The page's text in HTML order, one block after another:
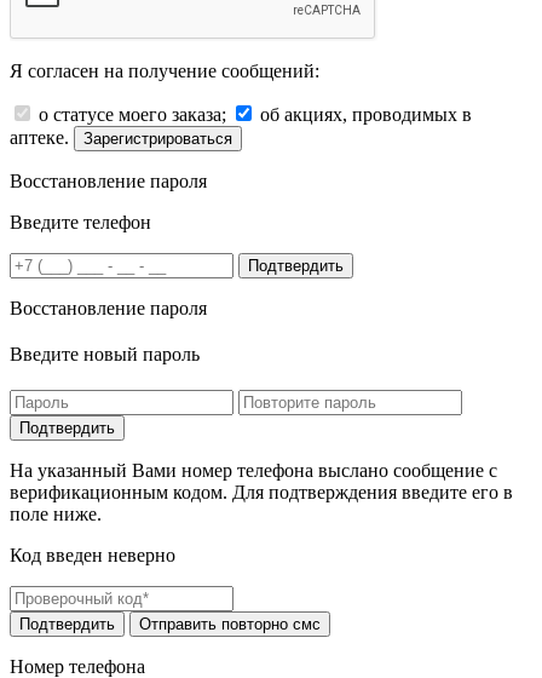
Я согласен на получение сообщений:
о статусе моего заказа;
об акциях, проводимых в
аптеке.
Зарегистрироваться
Восстановление пароля
Введите телефон
Подтвердить
Восстановление пароля
Введите новый пароль
На указанный Вами номер телефона выслано сообщение с
верификационным кодом. Для подтверждения введите его в
поле ниже.
Код введен неверно
Номер телефона